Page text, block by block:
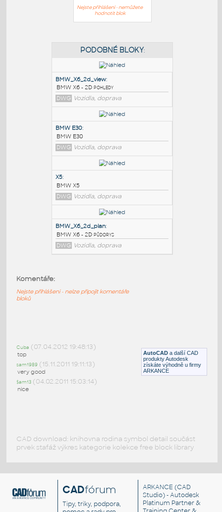
Nejste přihlášeni - nemůžete
hodnotit blok
BMW_X6_2d_view:
BMW X6 - 2D pohledy
DWG
BMW E30:
BMW E30
DWG Vozidla, doprava
DWG
Vozidla, doprava
BMW X6 - 2D půdorys
AutoCAD a další CAD
produkty Autodesk
získáte výhodně u firmy
ARKANCE
Komentáře:
Nejste přihlášeni - nelze připojit komentáře
bloků
Cuba (07.04.2012 19:48:13)
top
sam1989 (15.11.2011 19:11:13)
very good
$am13 (04.02.2011 15:03:14)
nice
CAD download: knihovna rodina symbol detail součást
prvek stafáž výkres kategorie kolekce free block library
CADfórum
Tipy, triky, podpora,
ARKANCE (CAD
Studio) - Autodesk
Platinum Partner &